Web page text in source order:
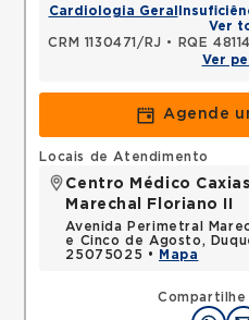
Cardiologia Geral
Ver
CRM 1130471/RJ • RQE
Ver
Agende
Locais de Atendimento
Centro Médico
Marechal Floriano II
Avenida Perimetral
e Cinco de Agosto,
25075025 •
Mapa